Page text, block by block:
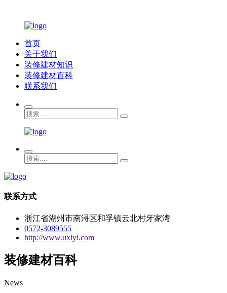
首页
关于我们
装修建材知识
装修建材百科
联系我们
联系方式
浙江省湖州市南浔区和孚镇云北村牙家湾
0572-3089555
http://www.uxiyi.com
装修建材百科
News